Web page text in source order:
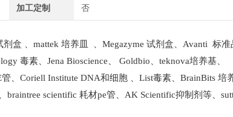
用于ATP测定的生物发光测定法和试剂
细胞因子和生长因子小号
加工定制 否
剂盒 mattek 培养皿 Megazyme 试剂盒 Avanti 标准
毒素、 Jena Bioscience Goldbio teknova培养基
管 Coriell Institute DNA和细胞 List毒素、 BrainBits 培
braintree scientific 耗材pe管 AK Scientific抑制剂等、